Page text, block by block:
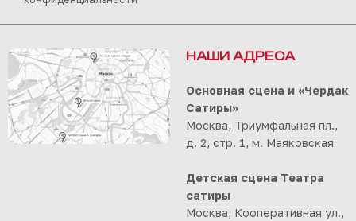
НАШИ АДРЕСА
Основная сцена и «Чердак
Сатиры»
Москва, Триумфальная пл.,
д. 2, стр. 1, м. Маяковская
Детская сцена Театра
сатиры
Москва, Кооперативная ул.,